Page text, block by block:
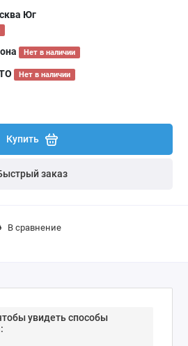
Юг
Нет в наличии
Нет в наличии
Купить
заказ
В сравнение
увидеть способы